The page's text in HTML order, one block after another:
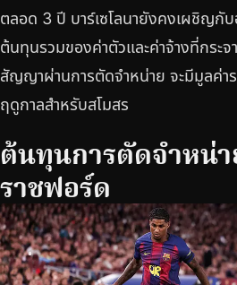
ตลอด 3 ปี บาร์เซโลนายังคงเผชิญกับ
ต้นทุนรวมของค่าตัวและค่าจ้างที่กระจ
สัญญาผ่านการตัดจำหน่าย จะมีมูลค่า
ฤดูกาลสำหรับสโมสร
ต้นทุนการตัดจำหน่
ราชฟอร์ด